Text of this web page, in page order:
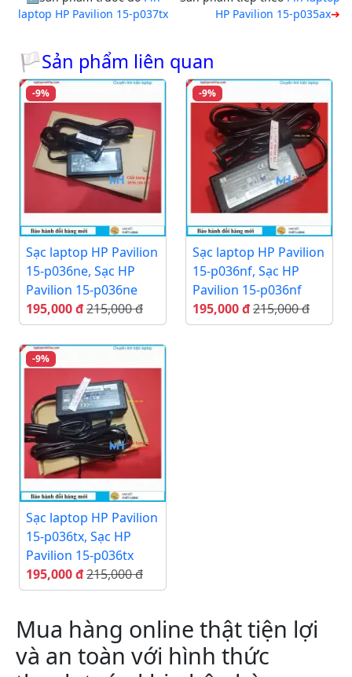
laptop HP Pavilion 15-p037tx
HP Pavilion 15-p035ax
🏳Sản phẩm liên quan
-9%
Sạc laptop HP Pavilion
15-p036ne, Sạc HP
Pavilion 15-p036ne
195,000 đ215,000 đ
-9%
Sạc laptop HP Pavilion
15-p036nf, Sạc HP
Pavilion 15-p036nf
195,000 đ215,000 đ
-9%
Sạc laptop HP Pavilion
15-p036tx, Sạc HP
Pavilion 15-p036tx
195,000 đ215,000 đ
Mua hàng online thật tiện lợi
và an toàn với hình thức